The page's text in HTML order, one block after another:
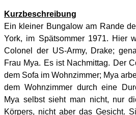
Kurzbeschreibung
Ein kleiner Bungalow am Rande
York, im Spätsommer 1971. Hier
Colonel der US-Army, Drake;
Frau Mya. Es ist Nachmittag. Der
dem Sofa im Wohnzimmer; Mya
dem Wohnzimmer durch eine
Mya selbst sieht man nicht, nur
Körpers, nicht aber das Gesicht.